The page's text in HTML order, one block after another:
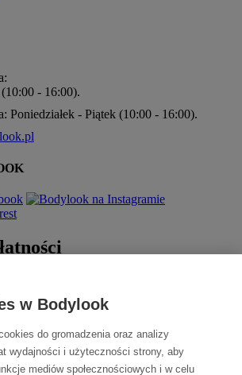
w Bodylook
do gromadzenia oraz analizy
wydajności i użyteczności strony, aby
mediów społecznościowych i w celu
- 16:00).
Poniedziałek - Piątek (10:00 - 16:00).